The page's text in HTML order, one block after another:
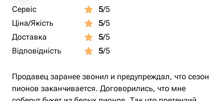
Сервіс 5/5
Ціна/Якість
5/5
Доставка
5/5
Відповідність
5/5
Продавец заранее звонил и предупреждал, что сезон
пионов заканчивается. Договорились, что мне